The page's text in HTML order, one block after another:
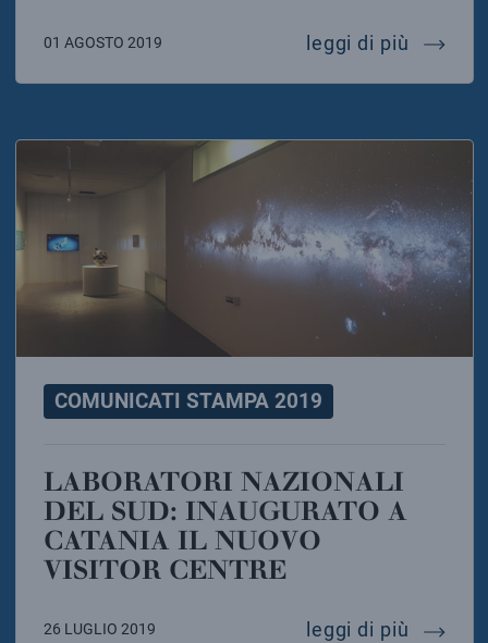
01 AGOSTO 2019 leggi di più
COMUNICATI STAMPA 2019
LABORATORI NAZIONALI
DEL SUD: INAUGURATO A
CATANIA IL NUOVO
VISITOR CENTRE
26 LUGLIO 2019 leggi di più